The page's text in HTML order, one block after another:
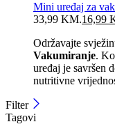
Mini uređaj za
33,99 KM.16,99
Održavajte
Vakumiranje.
uređaj je savršen
nutritivne
Filter
Tagovi